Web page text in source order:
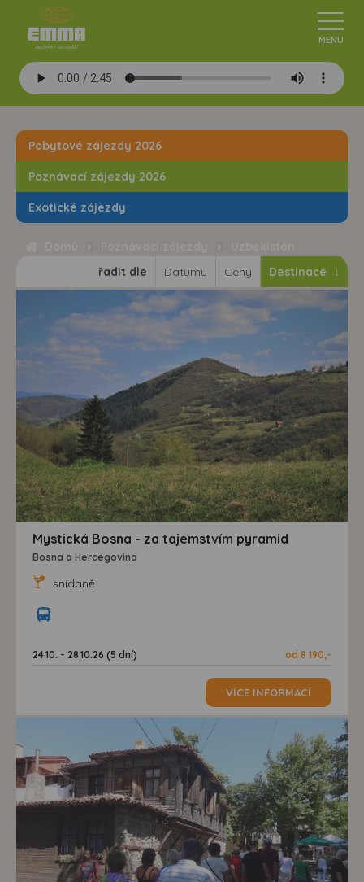
Pobytové zájezdy 2026
Poznávací zájezdy 2026
Exotické zájezdy
řadit dle
Datumu Ceny Destinace
Mystická Bosna - za tajemstvím pyramid
Bosna a Hercegovina
snídaně
24.10. - 28.10.26 (5 dní) od 8 190,-
VÍCE INFORMACÍ